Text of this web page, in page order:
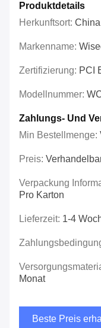
Produktdetails
Herkunftsort: China
Markenname:
Zertifizierung: PCI
Modellnummer:
Zahlungs- Und
Min Bestellmenge:
Preis:
Verpackung
Pro Karton
Lieferzeit: 1-4
Monat
Beste Preis